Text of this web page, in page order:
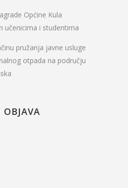
Općine Kula
učenicima i studentima
pružanja javne usluge
otpada na području
OBJAVA